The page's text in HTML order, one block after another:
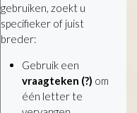
gebruiken, zoekt u
specifieker of juist
breder:
Gebruik een
vraagteken (?) om
één letter te